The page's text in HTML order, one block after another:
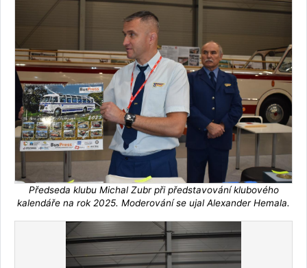
Předseda klubu Michal Zubr při představování klubového
kalendáře na rok 2025. Moderování se ujal Alexander Hemala.